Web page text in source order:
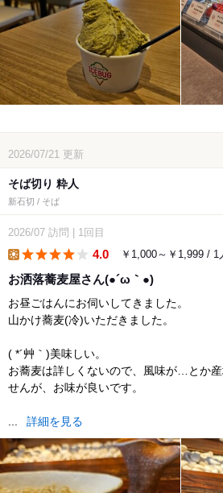
2026/07/21 更新
そば切り 粋人
新石切 / そば
2026/07 訪問 1回目
4.0 ￥1,000～￥1,999 / 1
お洒落蕎麦屋さん(●´ω｀●)
お昼ごはんにお伺いしてきました。
山かけ蕎麦(冷)いただきました。
( *´艸｀)美味しい。
お蕎麦は詳しくないので、風味が…とか
せんが、お味が良いです。
... 詳細を見る